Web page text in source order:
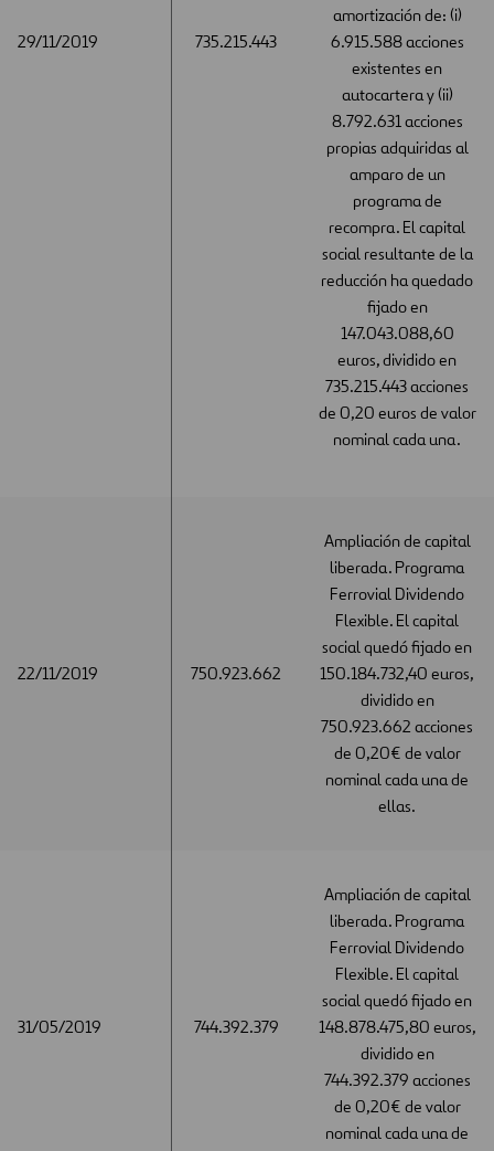
29/11/2019
22/11/2019
31/05/2019
29/11/2019 735.215.443
amortización de: (i)
6.915.588 acciones
existentes en
autocartera y (ii)
8.792.631 acciones
propias adquiridas al
amparo de un
programa de
recompra. El capital
social resultante de la
reducción ha quedado
fijado en
147.043.088,60
euros, dividido en
735.215.443 acciones
de 0,20 euros de valor
nominal cada una.
22/11/2019 750.923.662
Ampliación de capital
liberada. Programa
Ferrovial Dividendo
Flexible. El capital
social quedó fijado en
150.184.732,40 euros,
dividido en
750.923.662 acciones
de 0,20€ de valor
nominal cada una de
ellas.
31/05/2019 744.392.379
Ampliación de capital
liberada. Programa
Ferrovial Dividendo
Flexible. El capital
social quedó fijado en
148.878.475,80 euros,
dividido en
744.392.379 acciones
de 0,20€ de valor
nominal cada una de